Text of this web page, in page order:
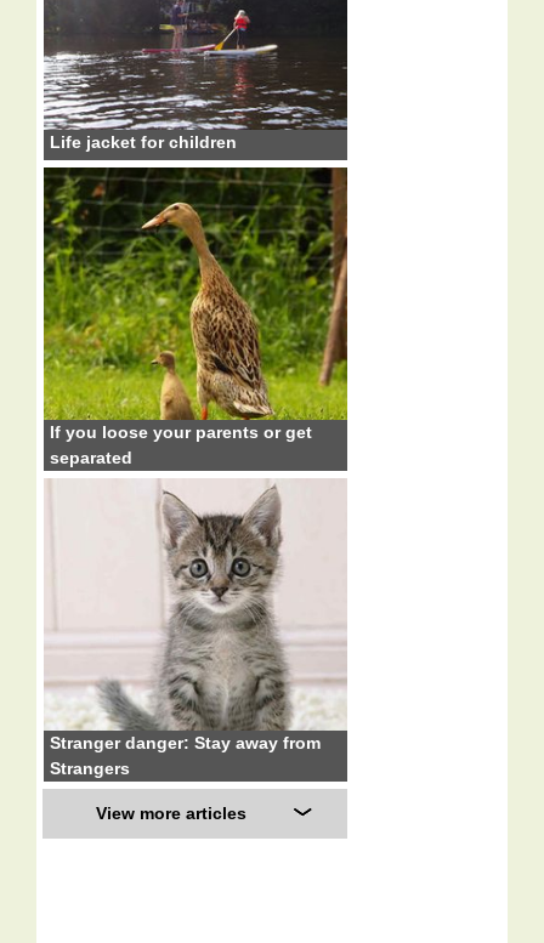
Life jacket for children
If you loose your parents or get
separated
Stranger danger: Stay away from
Strangers
View more articles